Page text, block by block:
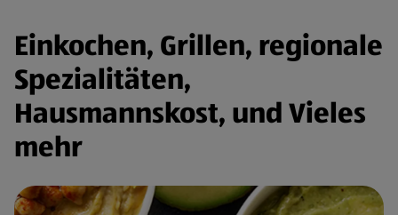
Einkochen, Grillen, regionale
Spezialitäten,
Hausmannskost, und Vieles
mehr